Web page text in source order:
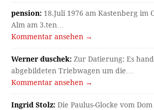
pension: 18.Juli 1976 am Kastenberg im
Alm am 3.ten…
Kommentar ansehen →
Werner duschek: Zur Datierung: Es
abgebildeten Triebwagen um die…
Kommentar ansehen →
Ingrid Stolz: Die Paulus-Glocke vom Dom